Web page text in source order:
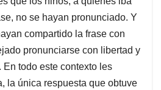
no se hayan pronunciado. Y
compartido la frase con
pronunciarse con libertad y
todo este contexto les
la única respuesta que obtuve